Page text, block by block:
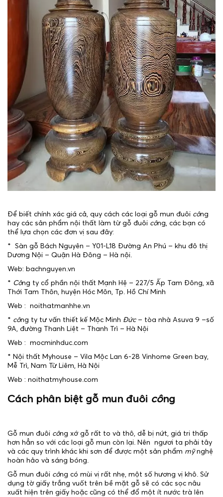
Để biết chính xác giá cả, quy cách các loại gỗ mun đuôi công
hay các sản phẩm nội thất làm từ gỗ đuôi công, các bạn có
thể lựa chọn các đơn vị sau đây:
* Sàn gỗ Bách Nguyên – Y01-L18 Đường An Phú – khu đô thị
Dương Nội – Quận Hà Đông – Hà nội.
Web: bachnguyen.vn
* Công ty cổ phần nội thất Mạnh Hệ – 227/5 Ấp Tam Đông, xã
Thới Tam Thôn, huyện Hóc Môn, Tp. Hồ Chí Minh
Web : noithatmanhhe.vn
* công ty tư vấn thiết kế Mộc Minh Đức – tòa nhà Asuva 9 –số
9A, đường Thanh Liệt – Thanh Trì – Hà Nội
Web : mocminhduc.com
* Nội thất Myhouse – Vila Mộc Lan 6-28 Vinhome Green bay,
Mễ Trì, Nam Từ Liêm, Hà Nội
Web : noithatmyhouse.com
Cách phân biệt gỗ mun đuôi công
Gỗ mun đuôi công xớ gỗ rất to và thô, dễ bị nứt, giá tri thấp
hơn hẳn so với các loại gỗ mun còn lại. Nên ngươi ta phải tây
và các quy trình khác khi sơn để được một sản phẩm mỹnghệ
hoàn hảo và sáng bóng.
Gỗ mun đuôi công có mùi vị rất nhẹ, một số hương vị khô. Sử
dụng tờ giấy trắng vuốt trên bề mặt gỗ sẽ có các sọc nâu
xuất hiện trên giấy hoặc cũng có thể đổ một ít nước trà lên